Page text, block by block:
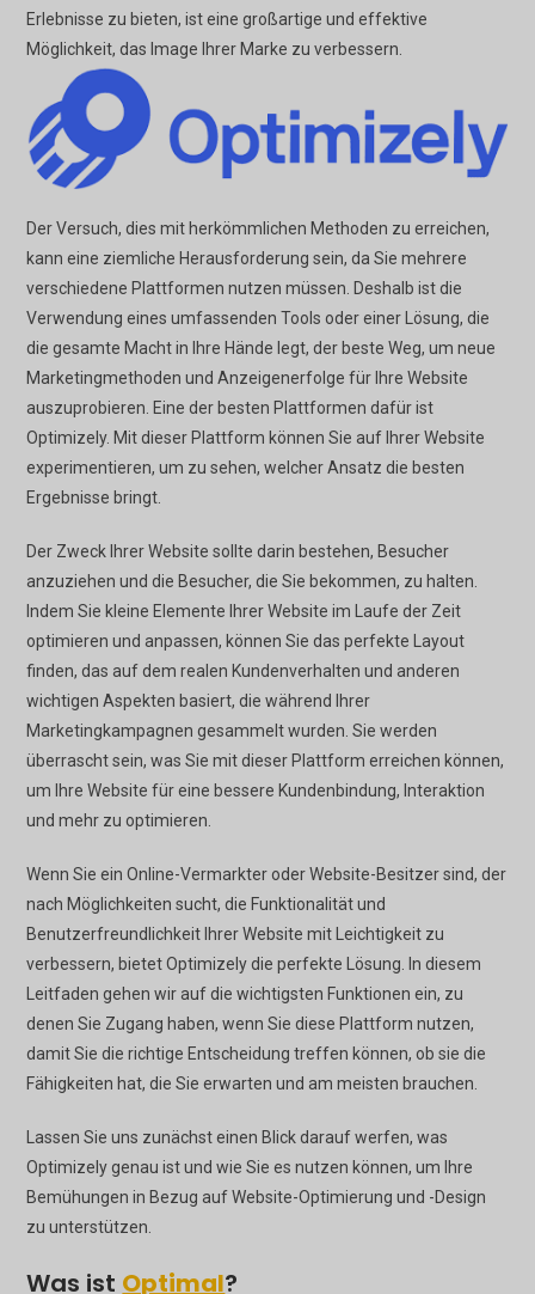
Erlebnisse zu bieten, ist eine großartige und effektive
Möglichkeit, das Image Ihrer Marke zu verbessern.
Der Versuch, dies mit herkömmlichen Methoden zu erreichen,
kann eine ziemliche Herausforderung sein, da Sie mehrere
verschiedene Plattformen nutzen müssen. Deshalb ist die
Verwendung eines umfassenden Tools oder einer Lösung, die
die gesamte Macht in Ihre Hände legt, der beste Weg, um neue
Marketingmethoden und Anzeigenerfolge für Ihre Website
auszuprobieren. Eine der besten Plattformen dafür ist
Optimizely. Mit dieser Plattform können Sie auf Ihrer Website
experimentieren, um zu sehen, welcher Ansatz die besten
Ergebnisse bringt.
Der Zweck Ihrer Website sollte darin bestehen, Besucher
anzuziehen und die Besucher, die Sie bekommen, zu halten.
Indem Sie kleine Elemente Ihrer Website im Laufe der Zeit
optimieren und anpassen, können Sie das perfekte Layout
finden, das auf dem realen Kundenverhalten und anderen
wichtigen Aspekten basiert, die während Ihrer
Marketingkampagnen gesammelt wurden. Sie werden
überrascht sein, was Sie mit dieser Plattform erreichen können,
um Ihre Website für eine bessere Kundenbindung, Interaktion
und mehr zu optimieren.
Wenn Sie ein Online-Vermarkter oder Website-Besitzer sind, der
nach Möglichkeiten sucht, die Funktionalität und
Benutzerfreundlichkeit Ihrer Website mit Leichtigkeit zu
verbessern, bietet Optimizely die perfekte Lösung. In diesem
Leitfaden gehen wir auf die wichtigsten Funktionen ein, zu
denen Sie Zugang haben, wenn Sie diese Plattform nutzen,
damit Sie die richtige Entscheidung treffen können, ob sie die
Fähigkeiten hat, die Sie erwarten und am meisten brauchen.
Lassen Sie uns zunächst einen Blick darauf werfen, was
Optimizely genau ist und wie Sie es nutzen können, um Ihre
Bemühungen in Bezug auf Website-Optimierung und -Design
zu unterstützen.
Was ist Optimal?